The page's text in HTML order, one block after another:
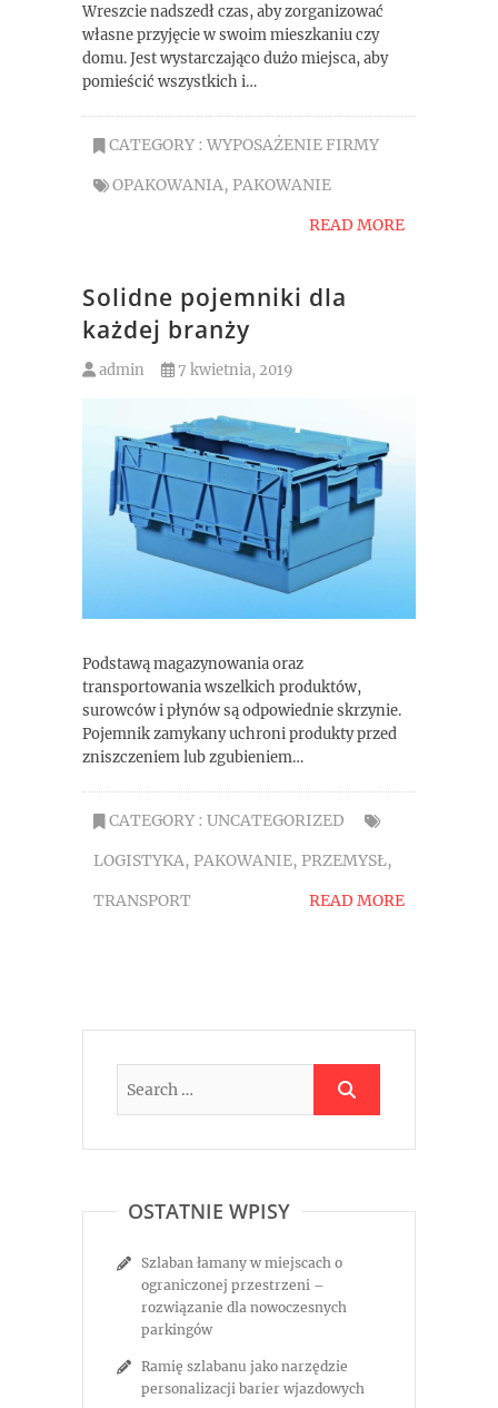
Wreszcie nadszedł czas, aby zorganizować
własne przyjęcie w swoim mieszkaniu czy
domu. Jest wystarczająco dużo miejsca, aby
pomieścić wszystkich i…
CATEGORY : WYPOSAŻENIE FIRMY
OPAKOWANIA, PAKOWANIE
READ MORE
Solidne pojemniki dla
każdej branży
admin 7 kwietnia, 2019
Podstawą magazynowania oraz
transportowania wszelkich produktów,
surowców i płynów są odpowiednie skrzynie.
Pojemnik zamykany uchroni produkty przed
zniszczeniem lub zgubieniem…
CATEGORY : UNCATEGORIZED
LOGISTYKA, PAKOWANIE, PRZEMYSŁ,
TRANSPORT
READ MORE
OSTATNIE WPISY
Szlaban łamany w miejscach o
ograniczonej przestrzeni –
rozwiązanie dla nowoczesnych
parkingów
Ramię szlabanu jako narzędzie
personalizacji barier wjazdowych